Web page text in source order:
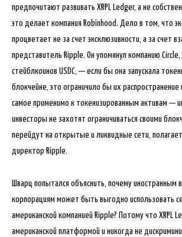
предпочитают развивать XRPL Ledger, а не
это делает компания Robinhood. Дело в том, что
процветает не за счет эксклюзивности, а за счет
представитель Ripple. Он упомянул компанию
стейблкоинов USDC, — если бы она запускала
блокчейне, это ограничило бы их распространение
самое применимо к токенизированным активам —
инвесторы не захотят ограничиваться своими
перейдут на открытые и ликвидные сети,
директор Ripple.
Шварц попытался объяснить, почему иностранным
корпорациям может быть выгодно использовать
американской компанией Ripple? Потому что XRPL
американской платформой и никогда не